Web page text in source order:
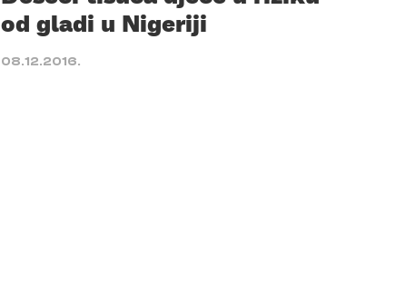
od gladi u Nigeriji
08.12.2016.